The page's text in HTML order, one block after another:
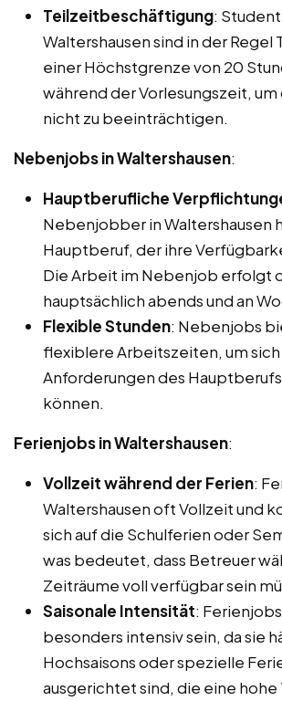
Teilzeitbeschäftigung:
Waltershausen sind in der Regel
einer Höchstgrenze von 20
während der Vorlesungszeit, um
nicht zu beeinträchtigen.
Nebenjobs in Waltershausen:
Hauptberufliche
Nebenjobber in Waltershausen
Hauptberuf, der ihre
Die Arbeit im Nebenjob erfolgt
hauptsächlich abends und an
Flexible Stunden: Nebenjobs
flexiblere Arbeitszeiten, um
Anforderungen des Hauptberufs
können.
Ferienjobs in Waltershausen:
Vollzeit während der Ferien:
Waltershausen oft Vollzeit und
sich auf die Schulferien oder
was bedeutet, dass Betreuer
Zeiträume voll verfügbar sein
Saisonale Intensität:
besonders intensiv sein, da sie
Hochsaisons oder spezielle
ausgerichtet sind, die eine hohe